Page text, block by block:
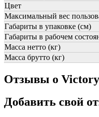
Цвет
Максимальный вес
Габариты в упаковке (см)
Габариты в рабочем
Масса нетто (кг)
Масса брутто (кг)
Отзывы о
Добавить свой